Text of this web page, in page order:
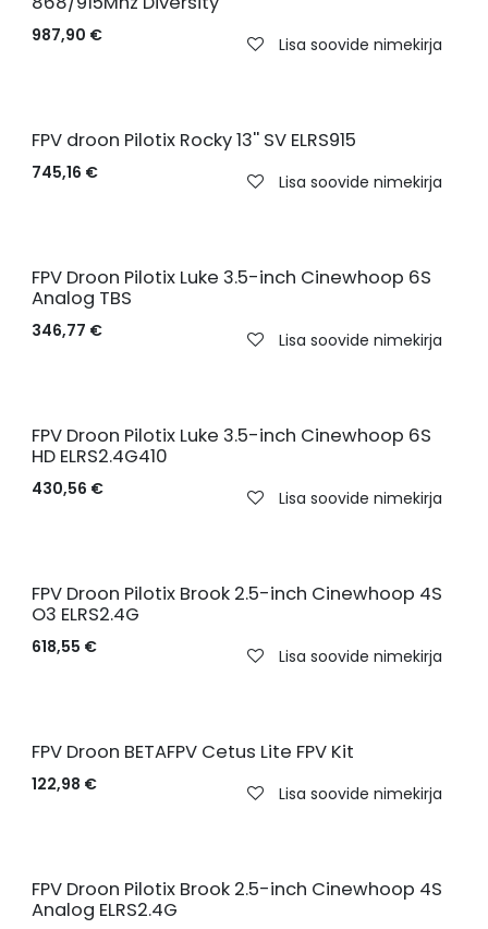
987,90 € Lisa soovide nimekirja
FPV droon Pilotix Rocky 13'' SV ELRS915
745,16 € Lisa soovide nimekirja
FPV Droon Pilotix Luke 3.5-inch Cinewhoop 6S
Analog TBS
346,77 € Lisa soovide nimekirja
FPV Droon Pilotix Luke 3.5-inch Cinewhoop 6S
HD ELRS2.4G410
430,56 € Lisa soovide nimekirja
Uus!
FPV Droon Pilotix Brook 2.5-inch Cinewhoop 4S
O3 ELRS2.4G
618,55 € Lisa soovide nimekirja
FPV Droon BETAFPV Cetus Lite FPV Kit
122,98 € Lisa soovide nimekirja
FPV Droon Pilotix Brook 2.5-inch Cinewhoop 4S
Analog ELRS2.4G